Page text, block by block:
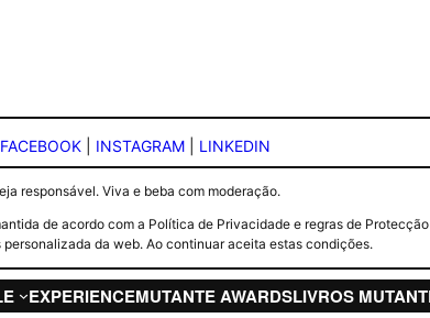
FACEBOOK INSTAGRAM LINKEDIN
responsável. Viva e beba com moderação.
de acordo com a Política de Privacidade e regras de
personalizada da web. Ao continuar aceita estas condições.
EXPERIENCEMUTANTE AWARDSLIVROS